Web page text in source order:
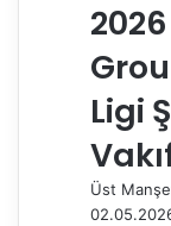
Ligi
Üst